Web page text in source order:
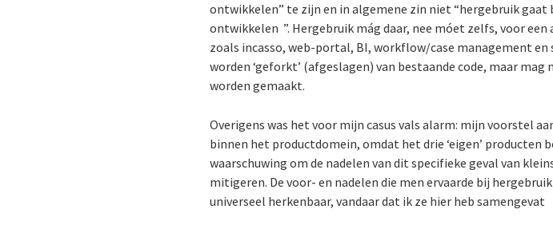
ontwikkelen” te zijn en in algemene zin niet “hergebruik gaat
ontwikkelen ”. Hergebruik mág daar, nee móet zelfs, voor
zoals incasso, web-portal, BI, workflow/case management
worden ‘geforkt’ (afgeslagen) van bestaande code, maar
worden gemaakt.
Overigens was het voor mijn casus vals alarm: mijn voorstel
binnen het productdomein, omdat het drie ‘eigen’ producten
waarschuwing om de nadelen van dit specifieke geval van
mitigeren. De voor- en nadelen die men ervaarde bij
universeel herkenbaar, vandaar dat ik ze hier heb samengevat